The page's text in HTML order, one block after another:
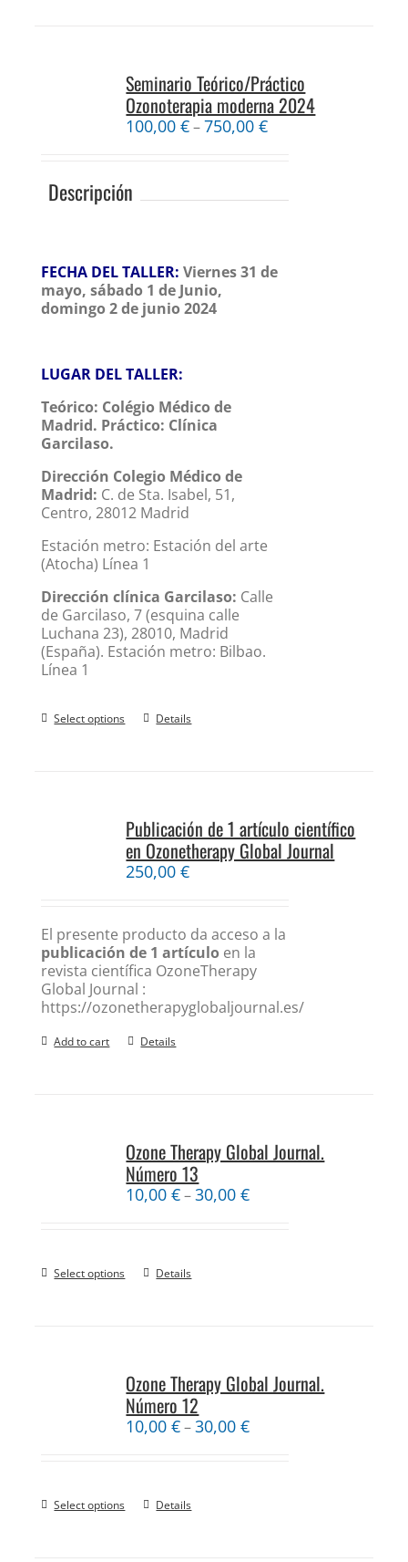
Seminario Teórico/Práctico
Ozonoterapia moderna 2024
100,00€–750,00€
Descripción
FECHA DEL TALLER: Viernes 31 de
mayo, sábado 1 de Junio,
domingo 2 de junio 2024
LUGAR DEL TALLER:
Teórico: Colégio Médico de
Madrid. Práctico: Clínica
Garcilaso.
Dirección Colegio Médico de
Madrid: C. de Sta. Isabel, 51,
Centro, 28012 Madrid
Estación metro: Estación del arte
(Atocha) Línea 1
Dirección clínica Garcilaso: Calle
de Garcilaso, 7 (esquina calle
Luchana 23), 28010, Madrid
(España). Estación metro: Bilbao.
Línea 1
Select options Details
Publicación de 1 artículo científico
en Ozonetherapy Global Journal
250,00€
El presente producto da acceso a la
publicación de 1 artículo en la
revista científica OzoneTherapy
Global Journal :
https://ozonetherapyglobaljournal.es/
Add to cart Details
Ozone Therapy Global Journal.
Número 13
10,00€–30,00€
Select options Details
Ozone Therapy Global Journal.
Número 12
10,00€–30,00€
Select options Details